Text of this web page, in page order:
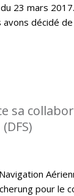
23 mars
décidé
sa
pour le